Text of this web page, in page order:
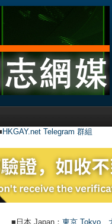
HKGAY.net Telegram 群組
■日本 Japan： 東京 Tokyo